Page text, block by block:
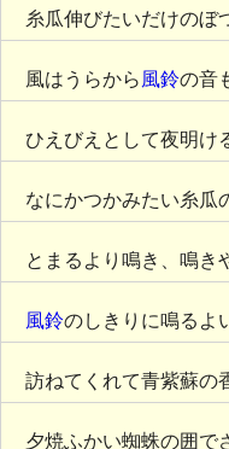
糸瓜伸びたいだけのぼ
風はうらから 風鈴の音
ひえびえとして夜明け
なにかつかみたい糸瓜
とまるより鳴き、鳴き
風鈴のしきりに鳴るよ
訪ねてくれて青紫蘇の
夕焼ふかい蜘蛛の囲で